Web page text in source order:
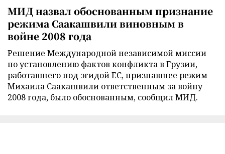
МИД назвал обоснованным признание
режима Саакашвили виновным в
войне 2008 года
Решение Международной независимой миссии
по установлению фактов конфликта в Грузии,
работавшего под эгидой ЕС, признавшее режим
Михаила Саакашвили ответственным за войну
2008 года, было обоснованным, сообщил МИД.